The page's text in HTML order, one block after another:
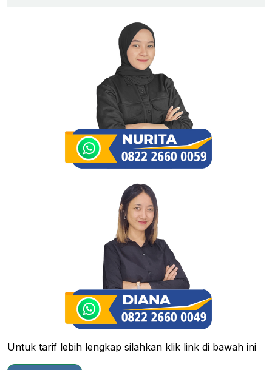
Untuk tarif lebih lengkap silahkan klik link di bawah ini